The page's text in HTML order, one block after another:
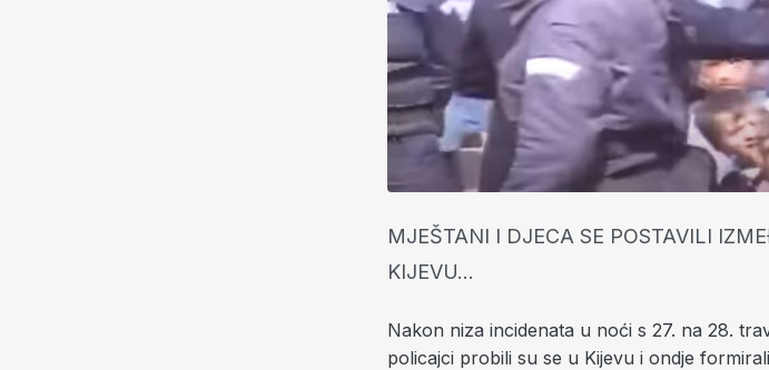
MJEŠTANI I DJECA SE POSTAVILI
KIJEVU...
Nakon niza incidenata u noći s 27. na 28.
policajci probili su se u Kijevu i ondje